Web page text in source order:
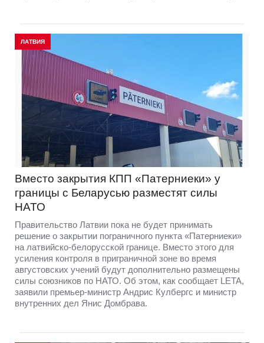
ЛАТВИЯ
Вместо закрытия КПП «Патерниеки» у
границы с Беларусью разместят силы
НАТО
Правительство Латвии пока не будет принимать
решение о закрытии пограничного пункта «Патерниеки»
на латвийско-белорусской границе. Вместо этого для
усиления контроля в приграничной зоне во время
августовских учений будут дополнительно размещены
силы союзников по НАТО. Об этом, как сообщает LETA,
заявили премьер-министр Андрис Кулбергс и министр
внутренних дел Янис Домбрава.